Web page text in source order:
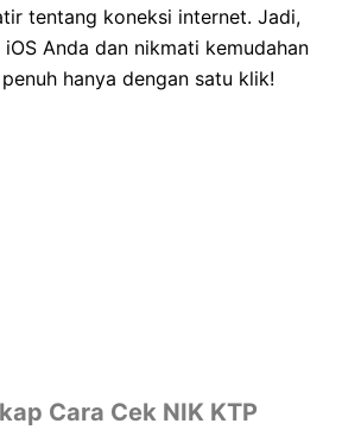
tentang koneksi internet. Jadi,
Anda dan nikmati kemudahan
hanya dengan satu klik!
Cara Cek NIK KTP